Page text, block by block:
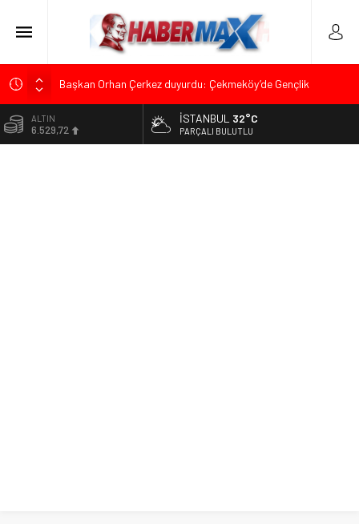
Başkan Orhan Çerkez duyurdu: Çekmeköy’de Gençlik
CHP’li Önder Ulutaş’tan Üsküdar Başkan Vekili Seçimine
Sert Tepki: “Halkın İradesini Yok Sayma Çabası”
ALTIN
6.529,72
İSTANBUL 32°C
PARÇALI BULUTLU